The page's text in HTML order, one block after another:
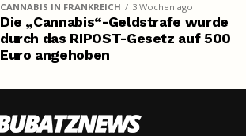
CANNABIS IN FRANKREICH 3 Wochen ago
Die „Cannabis“-Geldstrafe wurde
durch das RIPOST-Gesetz auf 500
Euro angehoben